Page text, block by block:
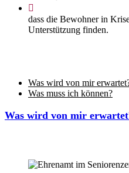
dass die Bewohner in
Unterstützung finden.
Was wird von mir
Was muss ich können?
Was wird von mir